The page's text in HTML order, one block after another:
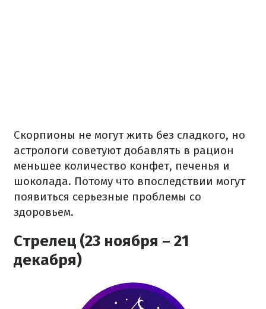
Скорпионы не могут жить без сладкого, но
астрологи советуют добавлять в рацион
меньшее количество конфет, печенья и
шоколада. Потому что впоследствии могут
появиться серьезные проблемы со
здоровьем.
Стрелец (23 ноября – 21
декабря)